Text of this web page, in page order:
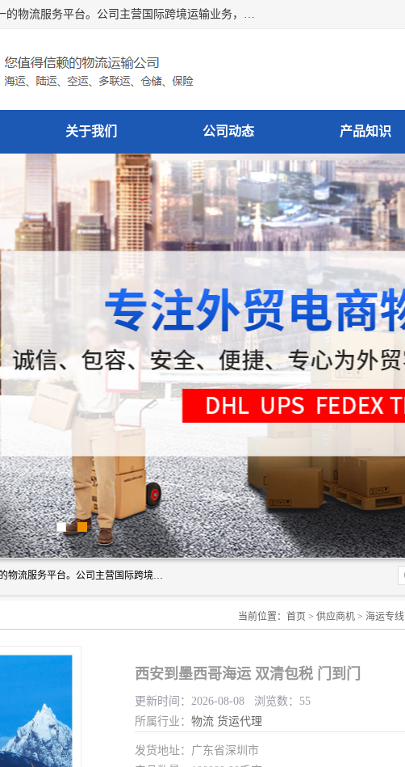
深圳市博冠国际物流有限公司是一家国际化物流公司，致力于打造国际成员之一的物流服务平台。公司主营国际跨境运输业务，提供国际快递、FBA空派专线、国际海空运、国际空运专线、中欧铁路运输等国际海空运、国际快递、国际铁路运输及跨境专线物流等各类进出口运输方面的业务。
关于我们 公司动态 产品知识
深圳市博冠国际物流有限公司是一家国际化物流公司，致力于打造国际成员之一的物流服务平台。公司主营国际跨境运输业务，提供国际快递、FBA空派专线、国际海空运、国际空运专线、中欧铁路运输等国际海空运、国际快递、国际铁路运输及跨境专线物流等各类进出口运输方面的业务。
当前位置： 首页 > 供应商机 > 海运专线
西安到墨西哥海运 双清包税 门到门
更新时间：2026-08-08 浏览数：55
所属行业： 物流 货运代理
发货地址：广东省深圳市